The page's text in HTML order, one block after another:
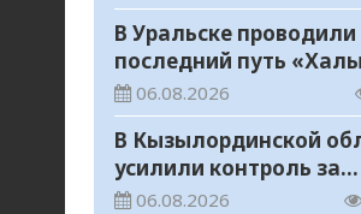
В Уральске проводили
последний путь
Қаһарманы» Ивана
Степановича Гапича
06.08.2026
В Кызылординской
усилили контроль за
финансовой
06.08.2026